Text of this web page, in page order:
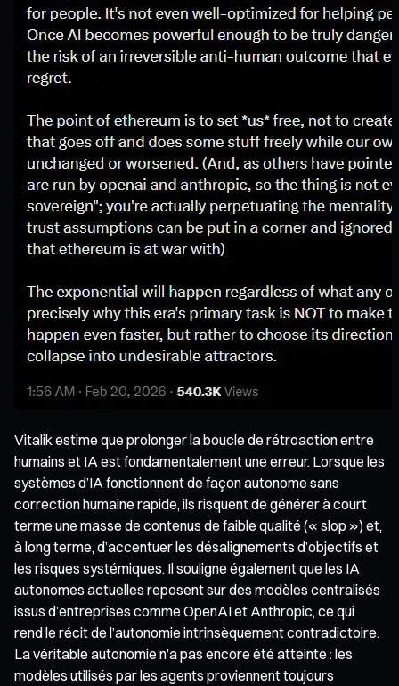
Vitalik estime que prolonger la boucle de rétroaction entre
humains et IA est fondamentalement une erreur. Lorsque les
systèmes d’IA fonctionnent de façon autonome sans
correction humaine rapide, ils risquent de générer à court
terme une masse de contenus de faible qualité (« slop ») et,
à long terme, d’accentuer les désalignements d’objectifs et
les risques systémiques. Il souligne également que les IA
autonomes actuelles reposent sur des modèles centralisés
issus d’entreprises comme OpenAI et Anthropic, ce qui
rend le récit de l’autonomie intrinsèquement contradictoire.
La véritable autonomie n’a pas encore été atteinte : les
modèles utilisés par les agents proviennent toujours